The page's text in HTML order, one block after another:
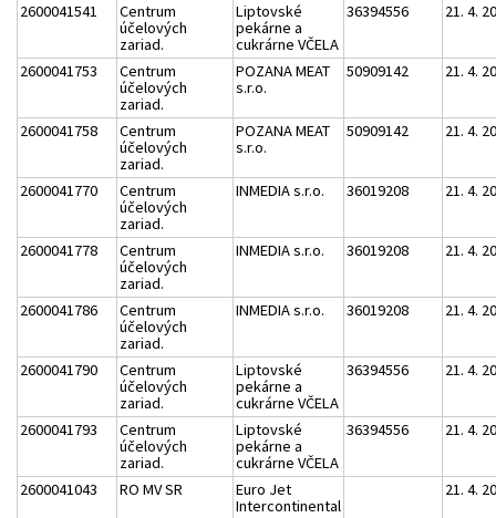
2600041541
Centrum
účelových
zariad.
Liptovské
pekárne a
cukrárne VČELA
36394556 21. 4.
2600041753
Centrum
účelových
zariad.
POZANA MEAT
s.r.o.
50909142 21. 4.
2600041758
Centrum
účelových
zariad.
POZANA MEAT
s.r.o.
50909142 21. 4.
2600041770
Centrum
účelových
zariad.
INMEDIA s.r.o. 36019208 21. 4.
2600041778
Centrum
účelových
zariad.
INMEDIA s.r.o. 36019208 21. 4.
2600041786
Centrum
účelových
zariad.
INMEDIA s.r.o. 36019208 21. 4.
2600041790
Centrum
účelových
zariad.
Liptovské
pekárne a
cukrárne VČELA
36394556 21. 4.
2600041793
Centrum
účelových
zariad.
Liptovské
pekárne a
cukrárne VČELA
36394556 21. 4.
2600041043 RO MV SR
Euro Jet
Intercontinental
21. 4.